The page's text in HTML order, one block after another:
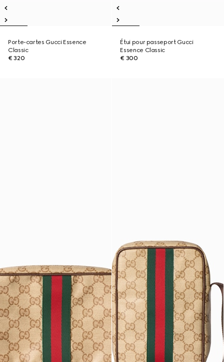
Porte-cartes Gucci Essence
Classic
€ 320
Étui pour passeport Gucci
Essence Classic
€ 300